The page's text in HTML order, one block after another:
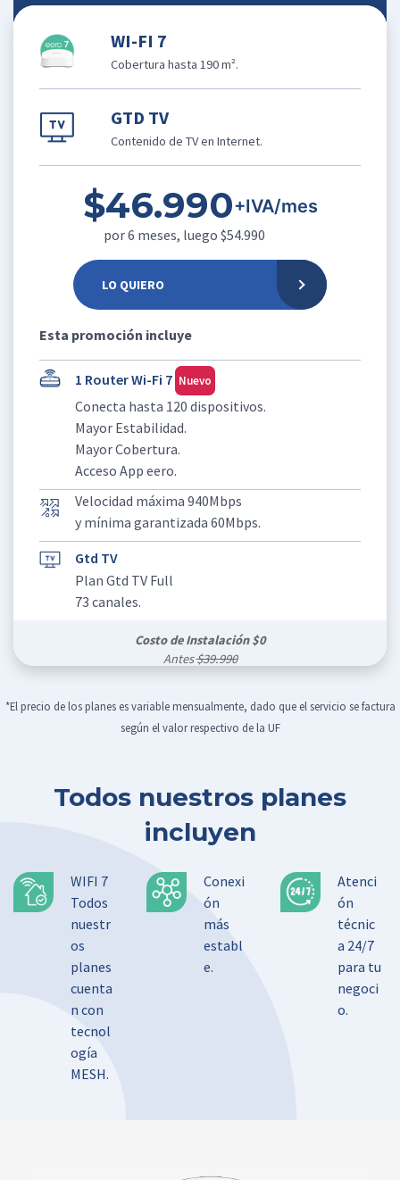
WI-FI 7
Cobertura hasta 190 m².
GTD TV
Contenido de TV en Internet.
$46.990+IVA/mes
por 6 meses, luego $54.990
LO QUIERO
Esta promoción incluye
1 Router Wi-Fi 7 Nuevo
Conecta hasta 120 dispositivos.
Mayor Estabilidad.
Mayor Cobertura.
Acceso App eero.
Velocidad máxima 940Mbps
y mínima garantizada 60Mbps.
Gtd TV
Plan Gtd TV Full
73 canales.
Costo de Instalación $0
Antes$39.990
*El precio de los planes es variable mensualmente, dado que el servicio se factura
según el valor respectivo de la UF
Todos nuestros planes
incluyen
WIFI 7
Todos
nuestr
os
planes
cuenta
n con
tecnol
ogía
MESH.
Conexi
ón
más
establ
e.
Atenci
ón
técnic
a 24/7
para tu
negoci
o.